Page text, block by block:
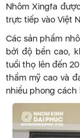
Nhôm Xingfa
trực tiếp vào Việt
Các sản phẩm
bởi độ bền cao,
tuổi thọ lên đến
thẩm mỹ cao và
nhiều phong cách